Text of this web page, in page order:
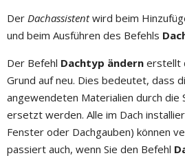
Der Dachassistentwird beim
und beim Ausführen des Befehls
Der Befehl Dachtyp ändern erstellt
Grund auf neu. Dies bedeutet, dass
angewendeten Materialien durch die
ersetzt werden. Alle im Dach
Fenster oder Dachgauben) können
passiert auch, wenn Sie den Befehl